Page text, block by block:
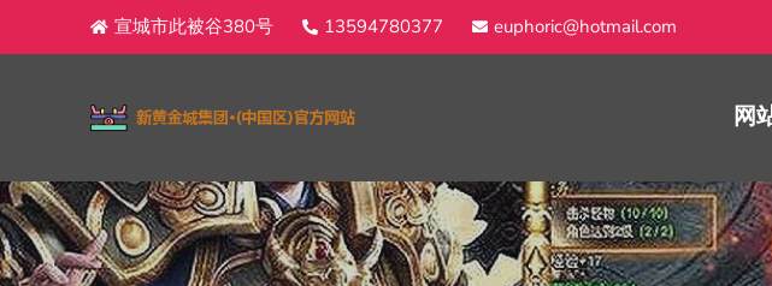
宣城市此被谷380号 13594780377 euphoric@hotmail.com
网